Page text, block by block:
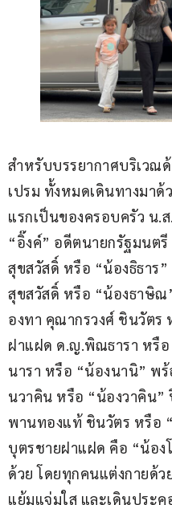
สำหรับบรรยากาศบริเวณ
เปรม ทั้งหมดเดินทางมา
แรกเป็นของครอบครัว น.
“อิ๊งค์” อดีตนายกรัฐมนตรี
สุขสวัสดิ์ หรือ “น้องธิธาร
สุขสวัสดิ์ หรือ “น้องธาษิ
องทา คุณากรวงศ์ ชินวัตร
ฝาแฝด ด.ญ.พิณธารา หรื
นารา หรือ “น้องนานิ” พ
นวาคิน หรือ “น้องวาคิน”
พานทองแท้ ชินวัตร หรือ
บุตรชายฝาแฝด คือ “น้อง
ด้วย โดยทุกคนแต่งกายด้
แย้มแจ่มใส และเดินประ